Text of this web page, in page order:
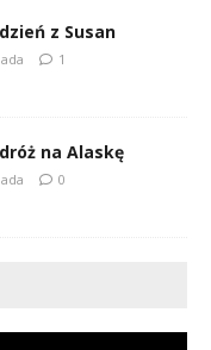
z Susan
1
na Alaskę
0